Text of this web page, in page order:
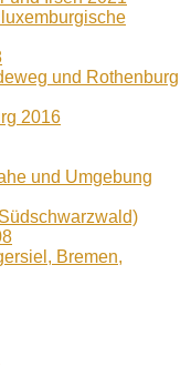
und Rothenburg
2016
und Umgebung
Bremen,